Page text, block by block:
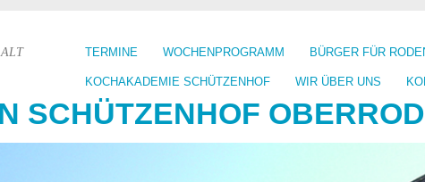
TERMINE WOCHENPROGRAMM BÜRGER FÜR
KOCHAKADEMIE SCHÜTZENHOF WIR ÜBER UNS
SCHÜTZENHOF